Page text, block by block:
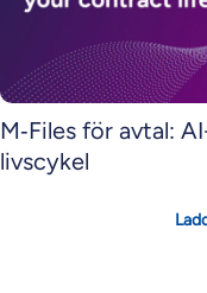
M‑Files för avtal:
livscykel